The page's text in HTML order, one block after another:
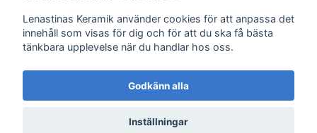
© Copyright 2026 Lenastinas Keramik
Lenastinas Keramik använder cookies för att anpassa det
innehåll som visas för dig och för att du ska få bästa
tänkbara upplevelse när du handlar hos oss.
Godkänn alla
Inställningar